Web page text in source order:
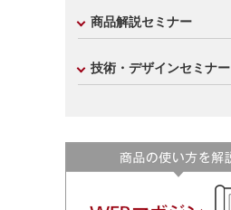
商品解説セミナー
技術・デザインセミナー